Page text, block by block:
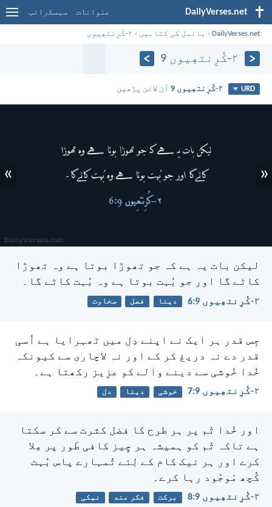
DailyVerses.net عنوانات سبسکرائب
DailyVerses.net
› بائبل کی کتابیں › ۲-کُرِنتھِیوں
۲-کُرِنتھِیوں 9
URD ۲-کُرِنتھِیوں 9 آن لائن پڑھیں
«
»
لیکن بات یہ ہے کہ جو تھوڑا بوتا ہے وہ تھوڑا
کاٹے گا اور جو بُہت بوتا ہے وہ بُہت کاٹے گا۔
۲-کُرِنتھِیوں 9:‏6 دینا فصل سخاوت
جِس قدر ہر ایک نے اپنے دِل میں ٹھہرایا ہے اُسی
قدر دے نہ دریغ کر کے اور نہ لاچاری سے کیونکہ
خُدا خُوشی سے دینے والے کو عزِیز رکھتا ہے۔
۲-کُرِنتھِیوں 9:‏7 خوشی دینا دل
اور خُدا تُم پر ہر طرح کا فضل کثرت سے کر سکتا
ہے تاکہ تُم کو ہمیشہ ہر چِیز کافی طَور پر مِلا
کرے اور ہر نیک کام کے لِئے تُمہارے پاس بُہت
کُچھ مَوجُود رہا کرے۔
۲-کُرِنتھِیوں 9:‏8 برکت فکر مند نیکی